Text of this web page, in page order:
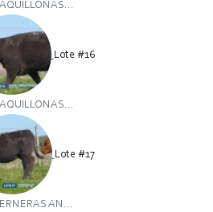
Lote #16
Lote #17
AN...